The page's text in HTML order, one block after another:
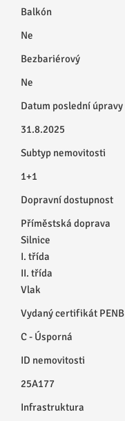
Balkón
Ne
Bezbariérový
Ne
Datum poslední úpravy
31.8.2025
Subtyp nemovitosti
1+1
Dopravní dostupnost
Příměstská doprava
Silnice
I. třída
II. třída
Vlak
Vydaný certifikát PENB
C - Úsporná
ID nemovitosti
25A177
Infrastruktura